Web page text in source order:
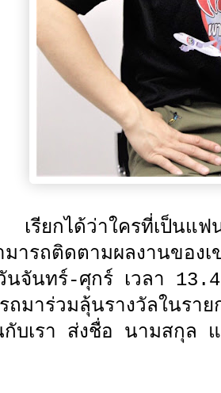
ใครที่เป็นแฟนๆ ข
ารถติดตามผลงานของ
นจันทร์-ศุกร์ เวลา
มาร่วมลุ้นรางวัลในรา
กับเรา ส่งชื่อ นามสกุล